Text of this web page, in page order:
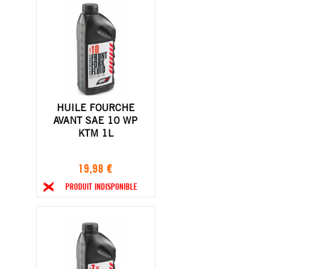
HUILE FOURCHE
AVANT SAE 10 WP
KTM 1L
19,98 €
PRODUIT INDISPONIBLE